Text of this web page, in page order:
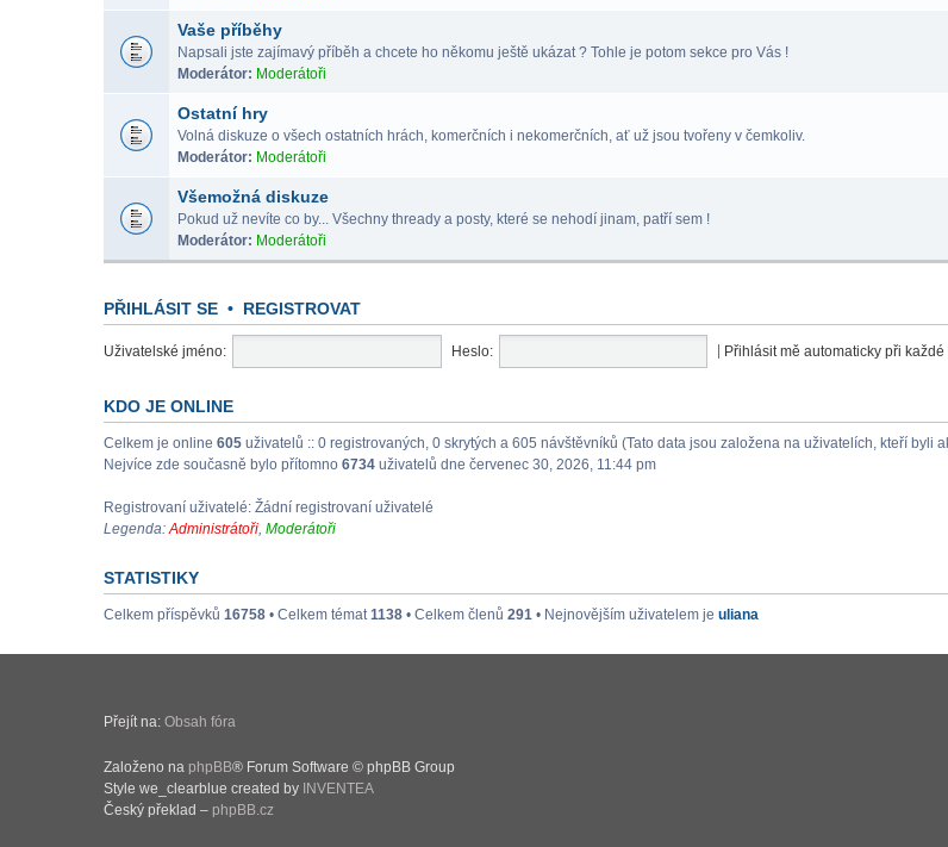
Vaše příběhy
Napsali jste zajímavý příběh a chcete ho někomu ještě ukázat ? Tohle je potom sekce pro Vás !
Moderátor: Moderátoři
Ostatní hry
Volná diskuze o všech ostatních hrách, komerčních i nekomerčních, ať už jsou tvořeny v čemkoliv.
Moderátor: Moderátoři
Všemožná diskuze
Pokud už nevíte co by... Všechny thready a posty, které se nehodí jinam, patří sem !
Moderátor: Moderátoři
PŘIHLÁSIT SE • REGISTROVAT
Uživatelské jméno: Heslo: Přihlásit mě automaticky při každé
KDO JE ONLINE
Celkem je online 605 uživatelů :: 0 registrovaných, 0 skrytých a 605 návštěvníků (Tato data jsou založena na uživatelích, kteří byli
Nejvíce zde současně bylo přítomno 6734 uživatelů dne červenec 30, 2026, 11:44 pm
Registrovaní uživatelé: Žádní registrovaní uživatelé
Legenda:Administrátoři, Moderátoři
STATISTIKY
Celkem příspěvků 16758 • Celkem témat1138 • Celkem členů 291 • Nejnovějším uživatelem je uliana
Přejít na: Obsah fóra
Založeno na phpBB® Forum Software © phpBB Group
Style we_clearblue created by INVENTEA
Český překlad – phpBB.cz